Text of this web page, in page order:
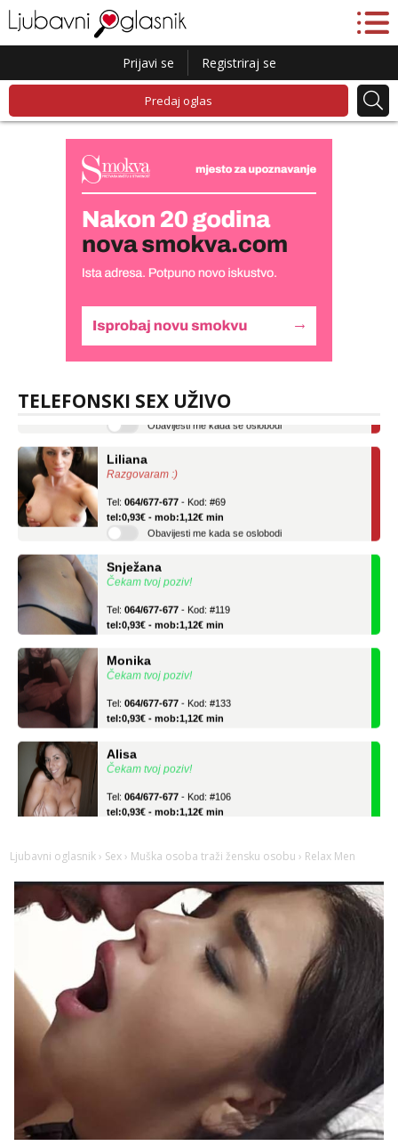
Prijavi se Registriraj se
Predaj oglas
TELEFONSKI SEX UŽIVO
Lucija
Razgovaram :)
tel:0,93€ - mob:1,12€ min
Obavijesti me kada se oslobodi
Razgovaram :)
tel:0,93€ - mob:1,12€ min
Obavijesti me kada se oslobodi
Čekam tvoj poziv!
tel:0,93€ - mob:1,12€ min
Čekam tvoj poziv!
tel:0,93€ - mob:1,12€ min
Čekam tvoj poziv!
tel:0,93€ - mob:1,12€ min
tel:0,93€ - mob:1,12€ min
Žana
Čekam tvoj poziv!
Tel: 064/677-677
- Kod: #135
tel:0,93€ - mob:1,12€ min
Čekam tvoj poziv!
Ljubavni oglasnik › Sex › Muška osoba traži žensku osobu › Relax Men